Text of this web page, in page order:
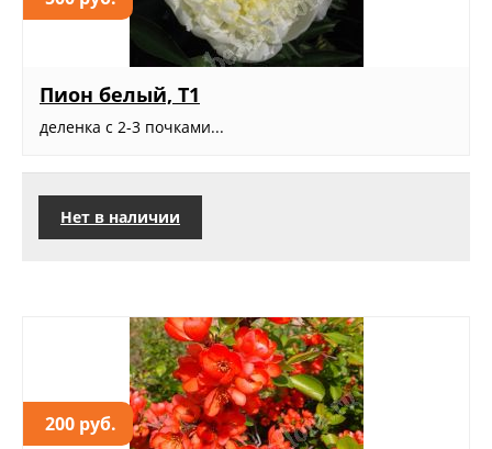
Пион белый, Т1
деленка с 2-3 почками...
Нет в наличии
200 руб.